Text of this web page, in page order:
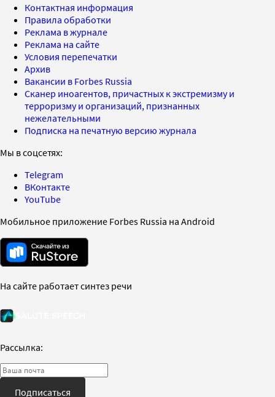
Контактная информация
Правила обработки
Реклама в журнале
Реклама на сайте
Условия перепечатки
Архив
Вакансии в Forbes Russia
Сканер иноагентов, причастных к экстремизму и
терроризму и организаций, признанных
нежелательными
Подписка на печатную версию журнала
Мы в соцсетях:
Telegram
ВКонтакте
YouTube
Мобильное приложение Forbes Russia на Android
На сайте работает синтез речи
Рассылка:
Подписаться